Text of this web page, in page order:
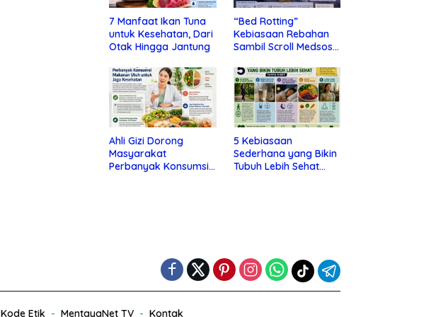
7 Manfaat Ikan Tuna
untuk Kesehatan, Dari
Otak Hingga Jantung
“Bed Rotting”
Kebiasaan Rebahan
Sambil Scroll Medsos
Depresi
Ahli Gizi Dorong
Masyarakat
Perbanyak Konsumsi
5 Kebiasaan
Sederhana yang Bikin
Tubuh Lebih Sehat
Kode Etik MentayaNet TV Kontak